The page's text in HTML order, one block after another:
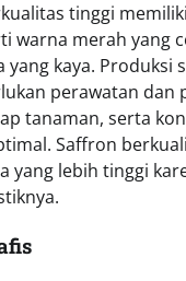
tinggi
warna merah yang
yang kaya. Produksi
perawatan dan
tanaman, serta
Saffron
yang lebih tinggi